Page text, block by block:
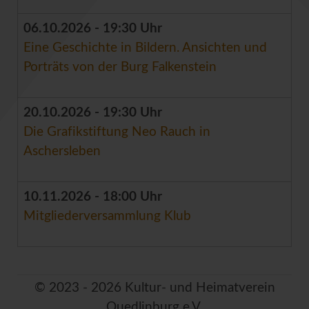
06.10.2026 - 19:30 Uhr
Eine Geschichte in Bildern. Ansichten und
Porträts von der Burg Falkenstein
20.10.2026 - 19:30 Uhr
Die Grafikstiftung Neo Rauch in
Aschersleben
10.11.2026 - 18:00 Uhr
Mitgliederversammlung Klub
© 2023 - 2026 Kultur- und Heimatverein